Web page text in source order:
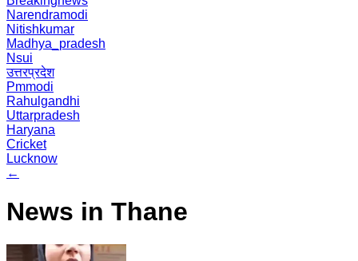
Narendramodi
Nitishkumar
Madhya_pradesh
Nsui
उत्तरप्रदेश
Pmmodi
Rahulgandhi
Uttarpradesh
Haryana
Cricket
Lucknow
←
News in Thane